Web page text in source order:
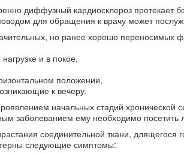
диффузный кардиосклероз
для обращения к врачу может
но ранее хорошо переносимых
и в покое,
положении,
к вечеру.
начальных стадий хронической
заболеванием ему необходимо посетить
соединительной ткани,
следующие симптомы: